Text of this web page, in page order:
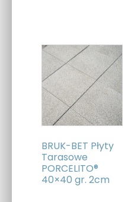
BRUK-BET Płyty
Tarasowe
PORCELITO®
40×40 gr. 2cm